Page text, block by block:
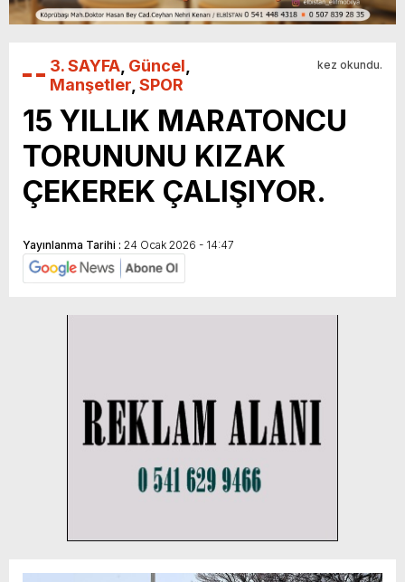
3. SAYFA Güncel
Manşetler SPOR
kez okundu.
15 YILLIK MARATONCU
TORUNUNU KIZAK
ÇEKEREK ÇALIŞIYOR.
Yayınlanma Tarihi : 24 Ocak 2026 - 14:47